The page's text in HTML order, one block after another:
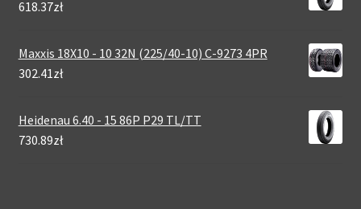
618.37zł
Maxxis 18X10 - 10 32N (225/40-10) C-9273 4PR
302.41zł
Heidenau 6.40 - 15 86P P29 TL/TT
730.89zł